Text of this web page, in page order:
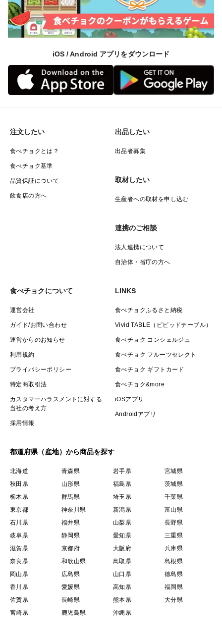
iOS / Android アプリをダウンロード
注文したい
食べチョクとは？
食べチョク基準
品質保証について
飲食店の方へ
出品したい
出品者募集
取材したい
生産者への取材を申し込む
連携のご相談
法人連携について
自治体・省庁の方へ
食べチョクについて
運営会社
ガイド/お問い合わせ
運営からのお知らせ
利用規約
プライバシーポリシー
特定商取引法
カスタマーハラスメントに対する
当社の考え方
採用情報
LINKS
食べチョクふるさと納税
Vivid TABLE（ビビッドテーブル）
食べチョク コンシェルジュ
食べチョク フルーツセレクト
食べチョク ギフトカード
食べチョク&more
iOSアプリ
Androidアプリ
都道府県（産地）から商品を探す
北海道 青森県 岩手県
宮城県
秋田県
山形県 福島県
茨城県
栃木県
群馬県 埼玉県
千葉県
東京都
神奈川県 新潟県
富山県
石川県
福井県 山梨県
長野県
岐阜県
静岡県 愛知県
三重県
滋賀県
京都府 大阪府
兵庫県
奈良県
和歌山県 鳥取県
島根県
岡山県
広島県 山口県
徳島県
香川県
愛媛県 高知県
福岡県
佐賀県
長崎県 熊本県
大分県
宮崎県
鹿児島県 沖縄県